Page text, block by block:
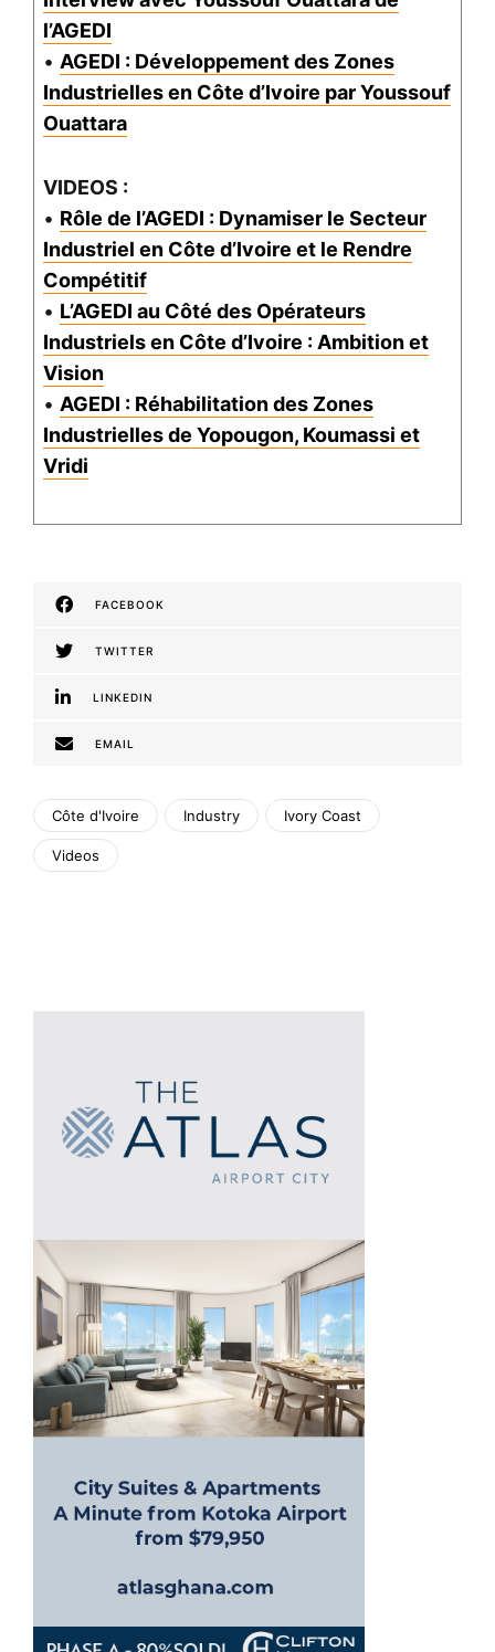
l’AGEDI
• AGEDI : Développement des Zones
Industrielles en Côte d’Ivoire par Youssouf
Ouattara
VIDEOS :
• Rôle de l’AGEDI : Dynamiser le Secteur
Industriel en Côte d’Ivoire et le Rendre
Compétitif
• L’AGEDI au Côté des Opérateurs
Industriels en Côte d’Ivoire : Ambition et
Vision
• AGEDI : Réhabilitation des Zones
Industrielles de Yopougon, Koumassi et
Vridi
FACEBOOK
TWITTER
LINKEDIN
EMAIL
Côte d'Ivoire Industry Ivory Coast
Videos